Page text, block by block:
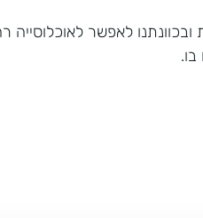
לאפשר לאוכלוסייה